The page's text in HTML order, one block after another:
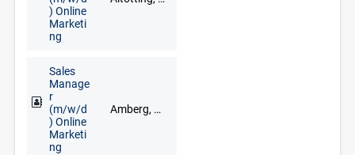
) Online
Marketi
ng
Sales
Manage
r
(m/w/d
) Online
Marketi
ng
Amberg, Cham, Neumarkt in der Oberpfalz, Regensburg, Schwandorf, Vohenstrauß, Weiden